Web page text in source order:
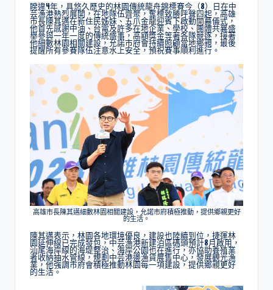
睽違4年，具悠久歷史的林園傳統龍舟錦標賽今（8）日在中
芸漁港熱烈展開，在地隊伍齊聚，奪標致勝呼聲四起，高雄
市長陳其邁在新住民姊妹、五爪金龍迎賓下啟動開幕儀式，
他首先感謝中油、台電及許多在地企業、學校、團體共襄盛
舉參與一年一度的傳統盛事，高額獎金等著各隊競逐，接著
他細數林園相關建設，允諾市府會持續照顧當地鄉親，最後
提醒所有參賽隊伍注意水上安全，預祝賽事順利進行。
高雄市長陳其邁細數林園相關建設，允諾市府積極推動，提供鄉親更好
的生活。
陳其邁表示，林園各地環境優良，建設也陸續到位，捷運林
園延伸線已完成發包，中芸漁港新建泊區碼頭預計8月啟用，
汕尾海岸線的海堤整治、海岸公園也在進行，亦協助養殖業
者收納抽水管線，規劃中芸港邊漁貨展售中心，發展觀光漁
業，他強調市府會積極推動林園每一項建設，提供鄉親更好
的生活。